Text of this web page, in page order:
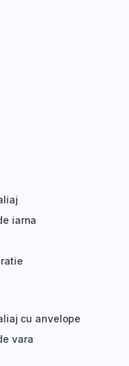
iarna
cu anvelope
vara